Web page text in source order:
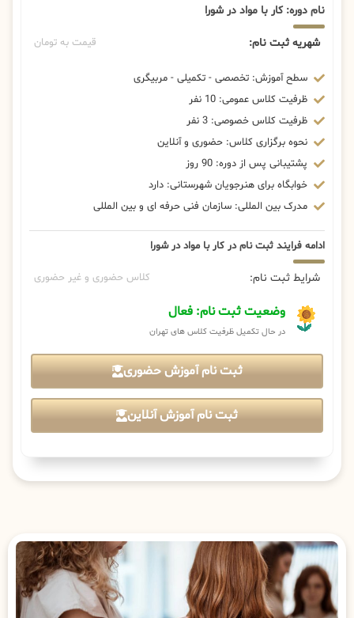
نام دوره: کار با مواد در شورا
شهریه ثبت نام: قیمت به تومان
سطح آموزش: تخصصی - تکمیلی - مربیگری
ظرفیت کلاس عمومی: 10 نفر
ظرفیت کلاس خصوصی: 3 نفر
نحوه برگزاری کلاس: حضوری و آنلاین
پشتیبانی پس از دوره: 90 روز
خوابگاه برای هنرجویان شهرستانی: دارد
مدرک بین المللی: سازمان فنی حرفه ای و بین المللی
ادامه فرایند ثبت نام در کار با مواد در شورا
شرایط ثبت نام: کلاس حضوری و غیر حضوری
وضعیت ثبت نام: فعال
در حال تکمیل ظرفیت کلاس های تهران
ثبت نام آموزش حضوری
ثبت نام آموزش آنلاین